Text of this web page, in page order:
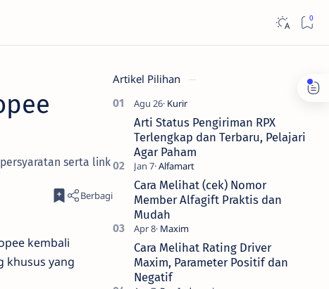
serta link
kembali
khusus yang
Artikel Pilihan
Arti Status Pengiriman RPX
Terlengkap dan Terbaru, Pelajari
Agar Paham
Cara Melihat (cek) Nomor
Member Alfagift Praktis dan
Mudah
Cara Melihat Rating Driver
Maxim, Parameter Positif dan
Negatif